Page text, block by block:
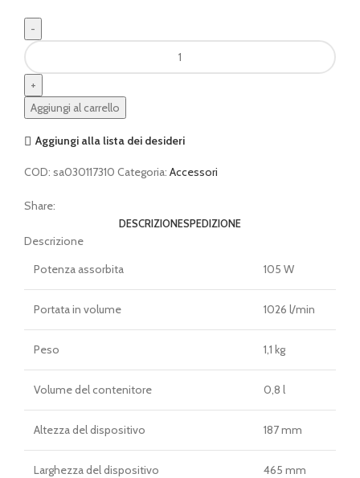
Aspiratore
STIHL
SEA
20
con
batteria
Aggiungi al carrello
Aggiungi alla lista dei desideri
COD: sa030117310 Categoria: Accessori
Share:
DESCRIZIONESPEDIZIONE
Descrizione
Potenza assorbita
105 W
Portata in volume 1026 l/min
Peso 1,1 kg
Volume del contenitore 0,8 l
Altezza del dispositivo 187 mm
Larghezza del dispositivo 465 mm